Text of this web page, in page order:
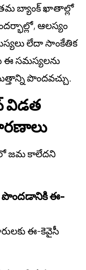
బ్యాంక్ ఖాతాల్లో
ఆలస్యం
లేదా సాంకేతిక
ఈ సమస్యలను
పొందవచ్చు.
విడత
జమ కాలేదని
పొందడానికి ఈ-
ఈ-కెవైసీ